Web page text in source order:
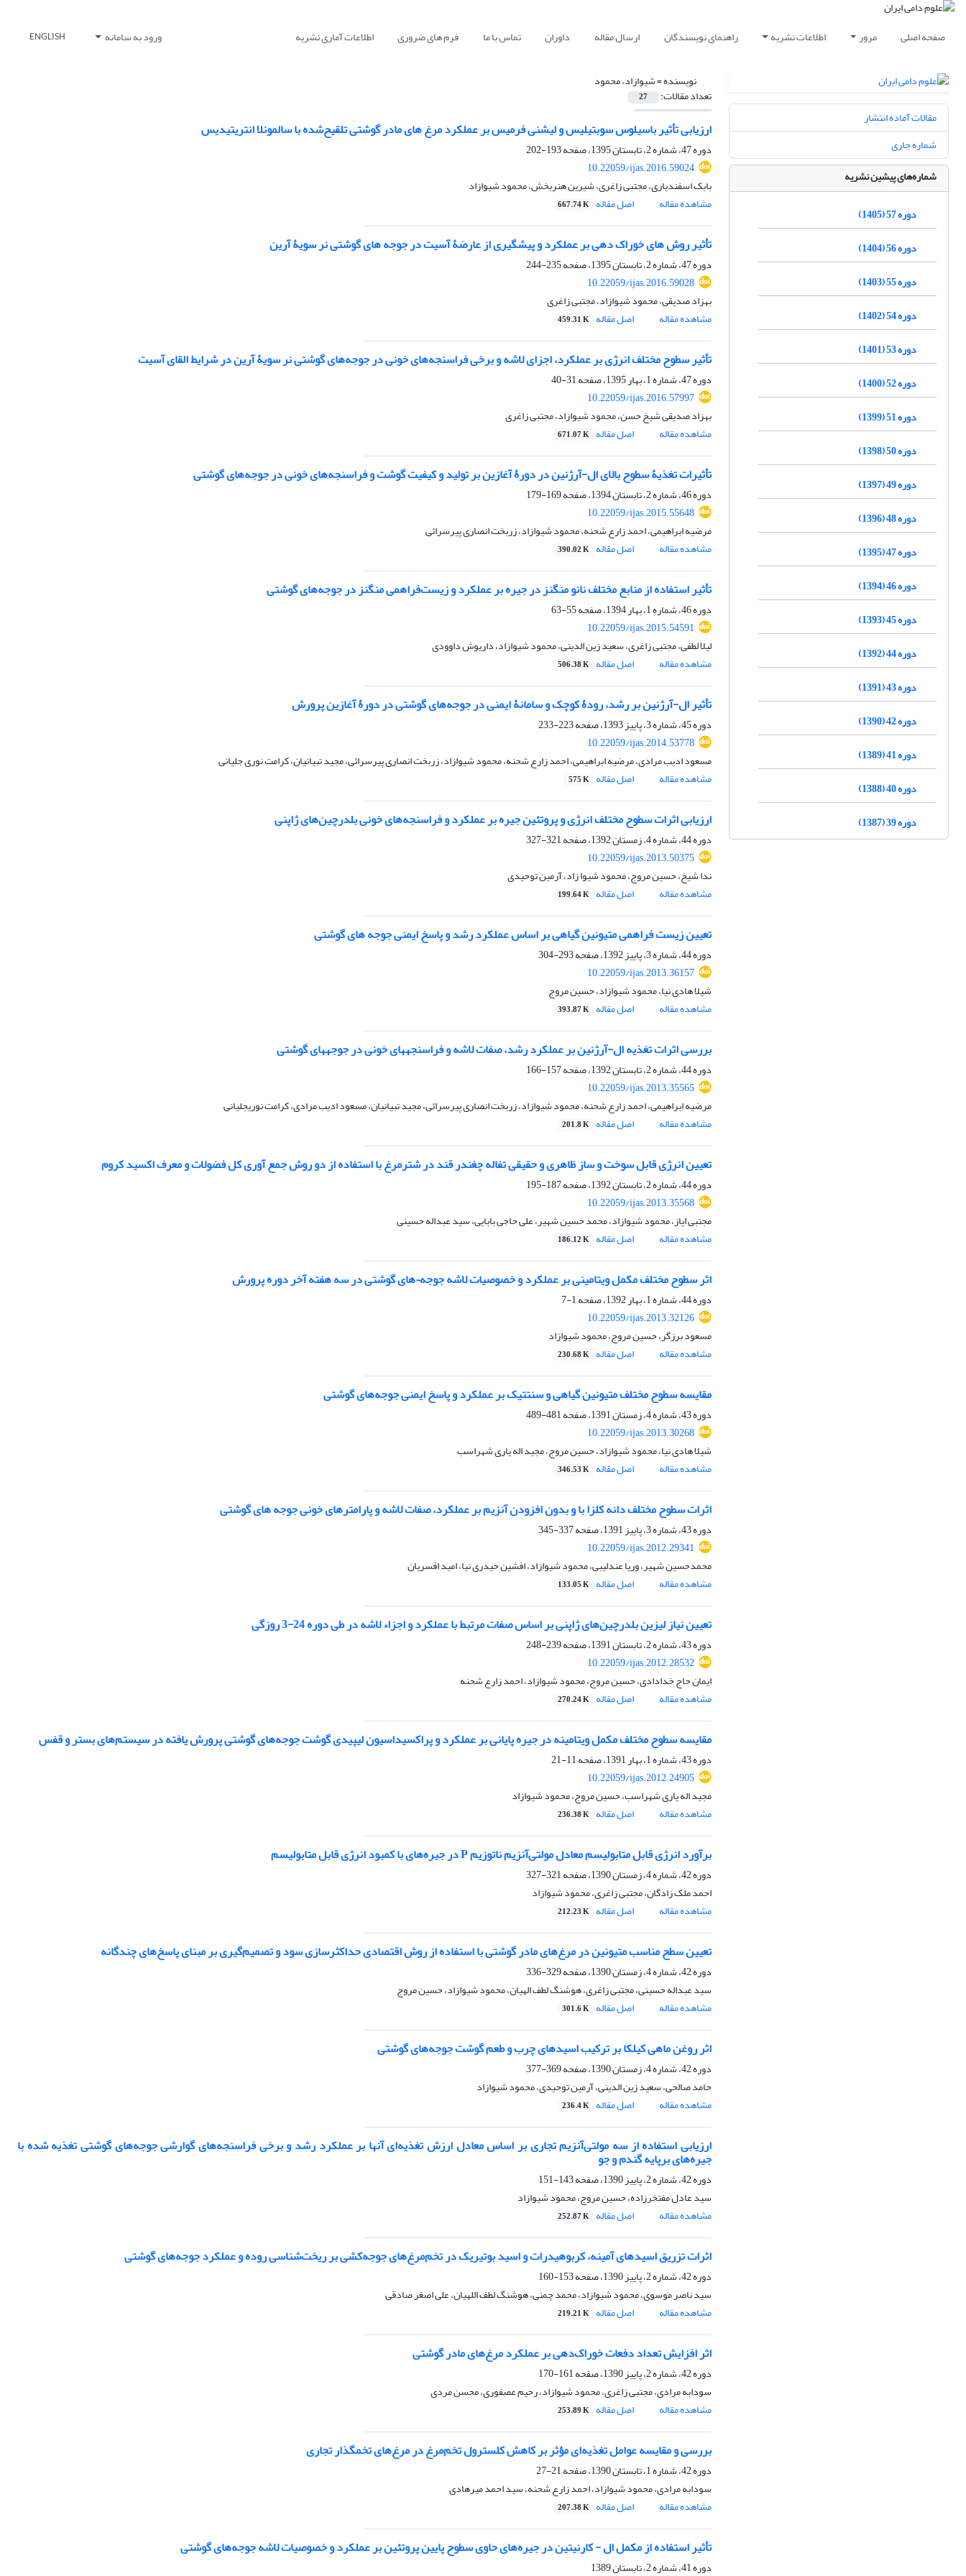
صفحه اصلی مرور اطلاعات نشریه راهنمای نویسندگان ارسال مقاله داوران تماس با ما فرم های ضروری اطلاعات آماری نشریه ورود به سامانه ENGLISH
نویسنده =شیوازاد، محمود
تعداد مقالات: 27
ارزیابی تأثیر باسیلوس سوبتیلیس و لیشنی فرمیس بر عملکرد مرغ های مادر گوشتی تلقیح‌شده با سالمونلا انتریتیدیس
دوره 47، شماره 2، تابستان 1395، صفحه
193-202
10.22059/ijas.2016.59024
بابک اسفندیاری، مجتبی زاغری، شیرین هنربخش، محمود شیوازاد
مشاهده مقاله
اصل مقاله 667.74 K
تأثیر روش های خوراک دهی بر عملکرد و پیشگیری از عارضۀ آسیت در جوجه های گوشتی نر سویۀ آرین
دوره 47، شماره 2، تابستان 1395، صفحه
235-244
10.22059/ijas.2016.59028
بهزاد صدیقی، محمود شیوازاد، مجتبی زاغری
مشاهده مقاله
اصل مقاله 459.31 K
تأثیر سطوح مختلف انرژی بر عملکرد، اجزای لاشه و برخی فراسنجه‌های خونی در جوجه‌های گوشتی نر سویۀ آرین در شرایط القای آسیت
دوره 47، شماره 1، بهار 1395، صفحه
31-40
10.22059/ijas.2016.57997
بهزاد صدیقی شیخ حسن، محمود شیوازاد، مجتبی زاغری
مشاهده مقاله
اصل مقاله 671.07 K
تأثیرات تغذیۀ سطوح بالای ال-آرژنین در دورۀ آغازین بر تولید و کیفیت گوشت و فراسنجه‌های خونی در جوجه‌های گوشتی
دوره 46، شماره 2، تابستان 1394، صفحه
169-179
10.22059/ijas.2015.55648
مرضیه ابراهیمی، احمد زارع شحنه، محمود شیوازاد، زربخت انصاری پیرسرائی
مشاهده مقاله
اصل مقاله 390.02 K
تأثیر استفاده از منابع مختلف نانو منگنز در جیره بر عملکرد و زیست‌فراهمی منگنز در جوجه‌های گوشتی
دوره 46، شماره 1، بهار 1394، صفحه
55-63
10.22059/ijas.2015.54591
لیلا لطفی، مجتبی زاغری، سعید زین الدینی، محمود شیوازاد، داریوش داوودی
مشاهده مقاله
اصل مقاله 506.38 K
تأثیر ال-آرژنین بر رشد، رودۀ کوچک و سامانۀ ایمنی در جوجه‌‌های گوشتی در دورۀ آغازین پرورش
دوره 45، شماره 3، پاییز 1393، صفحه
223-233
10.22059/ijas.2014.53778
مسعود ادیب مرادی، مرضیه ابراهیمی، احمد زارع شحنه، محمود شیوازاد، زربخت انصاری پیرسرائی، مجید تبیانیان، کرامت نوری جلیانی
مشاهده مقاله
اصل مقاله 575 K
ارزیابی اثرات سطوح مختلف انرژی و پروتئین جیره بر عملکرد و فراسنجه‌های خونی بلدرچین‌های ژاپنی
دوره 44، شماره 4، زمستان 1392، صفحه
321-327
10.22059/ijas.2013.50375
ندا شیخ، حسین مروج، محمود شیوا زاد، آرمین توحیدی
مشاهده مقاله
اصل مقاله 199.64 K
تعیین زیست فراهمی متیونین گیاهی بر اساس عملکرد رشد و پاسخ ایمنی جوجه های گوشتی
دوره 44، شماره 3، پاییز 1392، صفحه
293-304
10.22059/ijas.2013.36157
شیلا هادی نیا، محمود شیوازاد، حسین مروج
مشاهده مقاله
اصل مقاله 393.87 K
بررسی اثرات تغذیه ال-آرژنین بر عملکرد رشد، صفات لاشه و فراسنجههای خونی در جوجههای گوشتی
دوره 44، شماره 2، تابستان 1392، صفحه
157-166
10.22059/ijas.2013.35565
مرضیه ابراهیمی، احمد زارع شحنه، محمود شیوازاد، زربخت انصاری پیرسرائی، مجید تبیانیان، مسعود ادیب مرادی، کرامت نوریجلیانی
مشاهده مقاله
اصل مقاله 201.8 K
تعیین انرژی قابل سوخت و ساز ظاهری و حقیقی تفاله چغندر قند در شترمرغ با استفاده از دو روش جمع آوری کل فضولات و معرف اکسید کروم
دوره 44، شماره 2، تابستان 1392، صفحه
187-195
10.22059/ijas.2013.35568
مجتبی ایاز، محمود شیوازاد، محمد حسین شهیر، علی حاجی بابایی، سید عبداله حسینی
مشاهده مقاله
اصل مقاله 186.12 K
اثر سطوح مختلف مکمل ویتامینی بر عملکرد و خصوصیات لاشه جوجه¬های گوشتی در سه هفته آخر دوره پرورش
دوره 44، شماره 1، بهار 1392، صفحه
1-7
10.22059/ijas.2013.32126
مسعود برزگر، حسین مروج، محمود شیوازاد
مشاهده مقاله
اصل مقاله 230.68 K
مقایسه سطوح مختلف متیونین گیاهی و سنتتیک بر عملکرد و پاسخ ایمنی جوجه‌های گوشتی
دوره 43، شماره 4، زمستان 1391، صفحه
481-489
10.22059/ijas.2013.30268
شیلا هادی نیا، محمود شیوازاد، حسین مروج، مجید اله یاری شهراسب
مشاهده مقاله
اصل مقاله 346.53 K
اثرات سطوح مختلف دانه کلزا با و بدون افزودن آنزیم بر عملکرد، صفات لاشه و پارامترهای خونی جوجه های گوشتی
دوره 43، شماره 3، پاییز 1391، صفحه
337-345
10.22059/ijas.2012.29341
محمدحسین شهیر، وریا عندلیبی، محمود شیوازاد، افشین حیدری نیا، امید افسریان
مشاهده مقاله
اصل مقاله 133.05 K
تعیین نیاز لیزین بلدرچین‌های ژاپنی بر اساس صفات مرتبط با عملکرد و اجزاء لاشه در طی دوره 24-3 روزگی
دوره 43، شماره 2، تابستان 1391، صفحه
239-248
10.22059/ijas.2012.28532
ایمان حاج خدادادی، حسین مروج، محمود شیوازاد، احمد زارع شحنه
مشاهده مقاله
اصل مقاله 270.24 K
مقایسه سطوح مختلف مکمل ویتامینه در جیره پایانی بر عملکرد و پراکسیداسیون لیپیدی گوشت جوجه‌های گوشتی پرورش یافته در سیستم‌های بستر و قفس
دوره 43، شماره 1، بهار 1391، صفحه
11-21
10.22059/ijas.2012.24905
مجید اله یاری شهراسب، حسین مروج، محمود شیوازاد
مشاهده مقاله
اصل مقاله 236.38 K
برآورد انرژی قابل متابولیسم معادل مولتی‌آنزیم ناتوزیم P در جیره‌های با کمبود انرژی قابل متابولیسم
دوره 42، شماره 4، زمستان 1390، صفحه
321-327
احمد ملک زادگان، مجتبی زاغری، محمود شیوازاد
مشاهده مقاله
اصل مقاله 212.23 K
تعیین سطح مناسب متیونین در مرغ‌های مادر گوشتی با استفاده از روش اقتصادی حداکثرسازی سود و تصمیم‌گیری بر مبنای پاسخ‌های چندگانه
دوره 42، شماره 4، زمستان 1390، صفحه
329-336
سید عبداله حسینی، مجتبی زاغری، هوشنگ لطف الهیان، محمود شیوازاد، حسین مروج
مشاهده مقاله
اصل مقاله 301.6 K
اثر روغن ماهی کیلکا بر ترکیب اسیدهای چرب و طعم گوشت جوجه‌های گوشتی
دوره 42، شماره 4، زمستان 1390، صفحه
369-377
حامد صالحی، سعید زین الدینی، آرمین توحیدی، محمود شیوازاد
مشاهده مقاله
اصل مقاله 236.4 K
ارزیابی استفاده از سه مولتی‌آنزیم تجاری بر اساس معادل ارزش تغذیه‌ای آنها بر عملکرد رشد و برخی فراسنجه‌های گوارشی جوجه‌های گوشتی تغذیه شده با
جیره‌های برپایه گندم و جو
دوره 42، شماره 2، پاییز 1390، صفحه
143-151
سید عادل مفتخرزاده، حسین مروج، محمود شیوازاد
مشاهده مقاله
اصل مقاله 252.87 K
اثرات تزریق اسیدهای آمینه، کربوهیدرات و اسید بوتیریک در تخم‌مرغ‌های جوجه‌کشی بر ریخت‌شناسی روده و عملکرد جوجه‌های گوشتی
دوره 42، شماره 2، پاییز 1390، صفحه
153-160
سید ناصر موسوی، محمود شیوازاد، محمد چمنی، هوشنگ لطف اللهیان، علی اصغر صادقی
مشاهده مقاله
اصل مقاله 219.21 K
اثر افزایش تعداد دفعات خوراک‌دهی بر عملکرد مرغ‌های مادر گوشتی
دوره 42، شماره 2، پاییز 1390، صفحه
161-170
سودابه مرادی، مجتبی زاغری، محمود شیوازاد، رحیم عصفوری، محسن مردی
مشاهده مقاله
اصل مقاله 253.89 K
بررسی و مقایسه عوامل تغذیه‌ای مؤثر بر کاهش کلسترول تخم‌مرغ در مرغ‌های تخمگذار تجاری
دوره 42، شماره 1، تابستان 1390، صفحه
21-27
سودابه مرادی، محمود شیوازاد، احمد زارع شحنه، سید احمد میرهادی
مشاهده مقاله
اصل مقاله 207.38 K
تأثیر استفاده از مکمل ال - کارنیتین در جیره‌های حاوی سطوح پایین پروتئین بر عملکرد و خصوصیات لاشه جوجه‌های گوشتی
دوره 41، شماره 2، تابستان 1389
مقالات آماده انتشار
شماره جاری
شماره‌های پیشین نشریه
دوره 57 (1405)
دوره 56 (1404)
دوره 55 (1403)
دوره 54 (1402)
دوره 53 (1401)
دوره 52 (1400)
دوره 51 (1399)
دوره 50 (1398)
دوره 49 (1397)
دوره 48 (1396)
دوره 47 (1395)
دوره 46 (1394)
دوره 45 (1393)
دوره 44 (1392)
دوره 43 (1391)
دوره 42 (1390)
دوره 41 (1389)
دوره 40 (1388)
دوره 39 (1387)